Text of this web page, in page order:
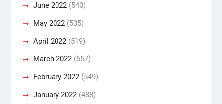
June 2022(540)
May 2022(535)
April 2022(519)
March 2022(557)
February 2022(549)
January 2022(488)